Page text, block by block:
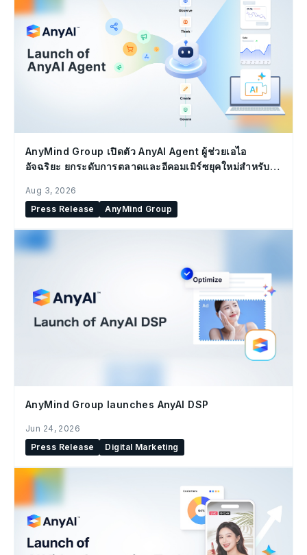
AnyMind Group เปิดตัว AnyAI Agent ผู้ช่วยเอไอ
อัจฉริยะ ยกระดับการตลาดและอีคอมเมิร์ซยุคใหม่สำหรับ
Aug 3, 2026
Press Release
AnyMind Group
AnyMind Group launches AnyAI DSP
Jun 24, 2026
Press Release
Digital Marketing